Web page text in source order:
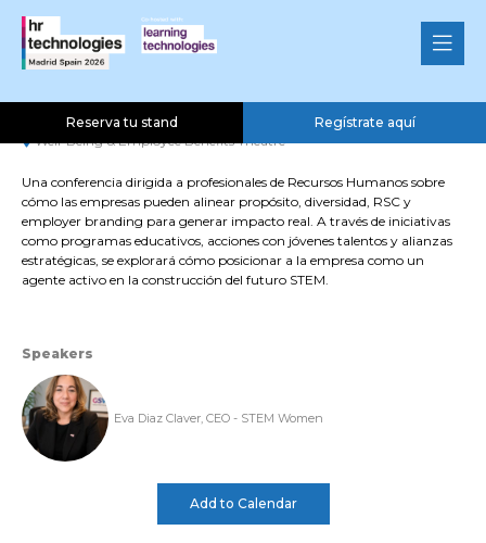
Reserva tu stand Regístrate aquí
Cómo liderar el impacto
social y atraer al talento
05 Nov 2026
16:30 - 16:50
Well-Being & Employee Benefits Theatre
Una conferencia dirigida a profesionales de Recursos Humanos sobre
cómo las empresas pueden alinear propósito, diversidad, RSC y
employer branding para generar impacto real. A través de iniciativas
como programas educativos, acciones con jóvenes talentos y alianzas
estratégicas, se explorará cómo posicionar a la empresa como un
agente activo en la construcción del futuro STEM.
Speakers
Eva Diaz Claver, CEO - STEM Women
Add to Calendar